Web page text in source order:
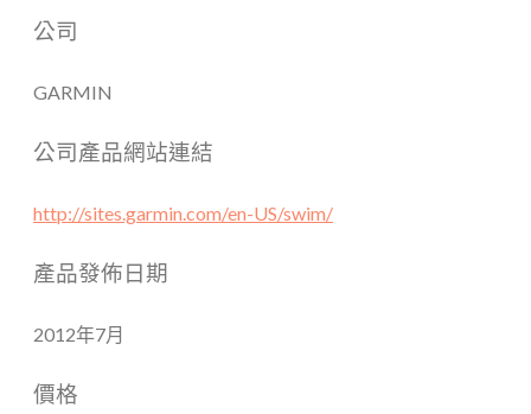
公司
GARMIN
公司產品網站連結
http://sites.garmin.com/en-US/swim/
產品發佈日期
2012年7月
價格